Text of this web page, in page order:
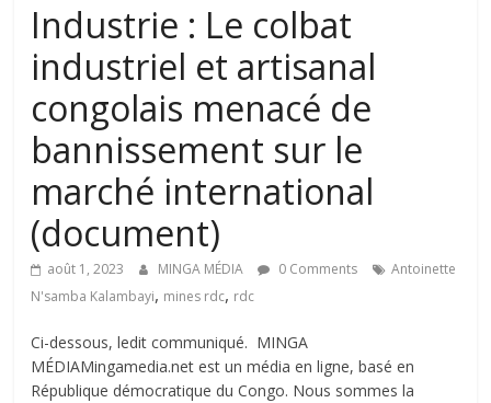
Industrie : Le colbat
industriel et artisanal
congolais menacé de
bannissement sur le
marché international
(document)
août 1, 2023 MINGA MÉDIA 0 Comments
Antoinette
N'samba Kalambayi, mines rdc, rdc
Ci-dessous, ledit communiqué. MINGA
MÉDIAMingamedia.net est un média en ligne, basé en
République démocratique du Congo. Nous sommes la